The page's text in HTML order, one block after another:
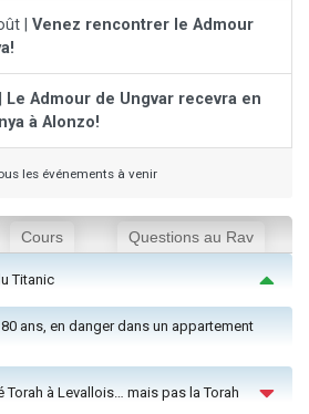
| Venez rencontrer le Admour
Le Admour de Ungvar recevra en
à Alonzo!
les événements à venir
Cours Questions au Rav
Titanic
80 ans, en danger dans un appartement
Torah à Levallois… mais pas la Torah